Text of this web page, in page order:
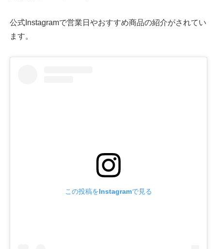
公式Instagramで営業日やおすすめ商品の紹介がされてい
ます。
この投稿をInstagramで見る